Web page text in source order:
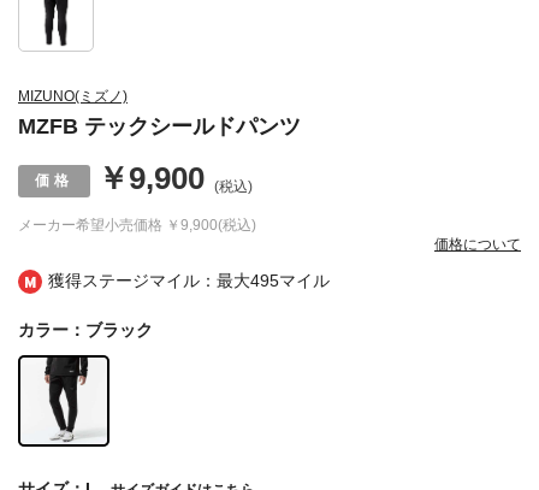
獲得ステージマイル：最大495マイル
MIZUNO(ミズノ)
MZFB テックシールドパンツ
メーカー希望小売価格 ￥9,900(税込)
￥9,900 (税込)
価格について
カラー：ブラック